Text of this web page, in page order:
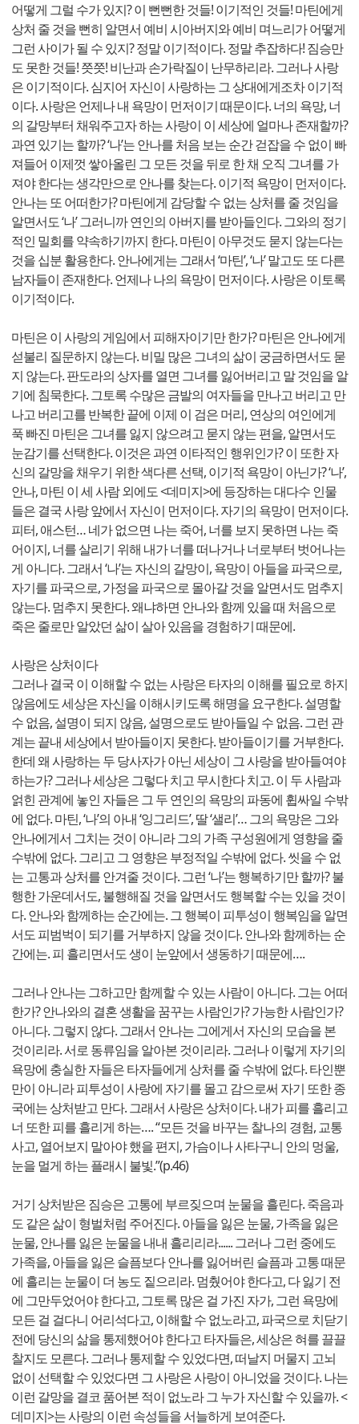
어떻게 그럴 수가 있지? 이 뻔뻔한 것들! 이기적인 것들! 마틴에게
상처 줄 것을 뻔히 알면서 예비 시아버지와 예비 며느리가 어떻게
그런 사이가 될 수 있지? 정말 이기적이다. 정말 추잡하다! 짐승만
도 못한 것들! 쯧쯧! 비난과 손가락질이 난무하리라. 그러나 사랑
은 이기적이다. 심지어 자신이 사랑하는 그 상대에게조차 이기적
이다. 사랑은 언제나 내 욕망이 먼저이기 때문이다. 너의 욕망, 너
의 갈망부터 채워주고자 하는 사랑이 이 세상에 얼마나 존재할까?
과연 있기는 할까? ‘나’는 안나를 처음 보는 순간 걷잡을 수 없이 빠
져들어 이제껏 쌓아올린 그 모든 것을 뒤로 한 채 오직 그녀를 가
져야 한다는 생각만으로 안나를 찾는다. 이기적 욕망이 먼저이다.
안나는 또 어떠한가? 마틴에게 감당할 수 없는 상처를 줄 것임을
알면서도 ‘나’ 그러니까 연인의 아버지를 받아들인다. 그와의 정기
적인 밀회를 약속하기까지 한다. 마틴이 아무것도 묻지 않는다는
것을 십분 활용한다. 안나에게는 그래서 ‘마틴’, ‘나’ 말고도 또 다른
남자들이 존재한다. 언제나 나의 욕망이 먼저이다. 사랑은 이토록
이기적이다.
마틴은 이 사랑의 게임에서 피해자이기만 한가? 마틴은 안나에게
섣불리 질문하지 않는다. 비밀 많은 그녀의 삶이 궁금하면서도 묻
지 않는다. 판도라의 상자를 열면 그녀를 잃어버리고 말 것임을 알
기에 침묵한다. 그토록 수많은 금발의 여자들을 만나고 버리고 만
나고 버리고를 반복한 끝에 이제 이 검은 머리, 연상의 여인에게
푹 빠진 마틴은 그녀를 잃지 않으려고 묻지 않는 편을, 알면서도
눈감기를 선택한다. 이것은 과연 이타적인 행위인가? 이 또한 자
신의 갈망을 채우기 위한 색다른 선택, 이기적 욕망이 아닌가? ‘나’,
안나, 마틴 이 세 사람 외에도 <데미지>에 등장하는 대다수 인물
들은 결국 사랑 앞에서 자신이 먼저이다. 자기의 욕망이 먼저이다.
피터, 애스턴… 네가 없으면 나는 죽어, 너를 보지 못하면 나는 죽
어이지, 너를 살리기 위해 내가 너를 떠나거나 너로부터 벗어나는
게 아니다. 그래서 ‘나’는 자신의 갈망이, 욕망이 아들을 파국으로,
자기를 파국으로, 가정을 파국으로 몰아갈 것을 알면서도 멈추지
않는다. 멈추지 못한다. 왜냐하면 안나와 함께 있을 때 처음으로
죽은 줄로만 알았던 삶이 살아 있음을 경험하기 때문에.
사랑은 상처이다
그러나 결국 이 이해할 수 없는 사랑은 타자의 이해를 필요로 하지
않음에도 세상은 자신을 이해시키도록 해명을 요구한다. 설명할
수 없음, 설명이 되지 않음, 설명으로도 받아들일 수 없음. 그런 관
계는 끝내 세상에서 받아들이지 못한다. 받아들이기를 거부한다.
한데 왜 사랑하는 두 당사자가 아닌 세상이 그 사랑을 받아들여야
하는가? 그러나 세상은 그렇다 치고 무시한다 치고. 이 두 사람과
얽힌 관계에 놓인 자들은 그 두 연인의 욕망의 파동에 휩싸일 수밖
에 없다. 마틴, ‘나’의 아내 ‘잉그리드’, 딸 ‘샐리’… 그의 욕망은 그와
안나에게서 그치는 것이 아니라 그의 가족 구성원에게 영향을 줄
수밖에 없다. 그리고 그 영향은 부정적일 수밖에 없다. 씻을 수 없
는 고통과 상처를 안겨줄 것이다. 그런 ‘나’는 행복하기만 할까? 불
행한 가운데서도, 불행해질 것을 알면서도 행복할 수는 있을 것이
다. 안나와 함께하는 순간에는. 그 행복이 피투성이 행복임을 알면
서도 피범벅이 되기를 거부하지 않을 것이다. 안나와 함께하는 순
간에는. 피 흘리면서도 생이 눈앞에서 생동하기 때문에….
그러나 안나는 그하고만 함께할 수 있는 사람이 아니다. 그는 어떠
한가? 안나와의 결혼 생활을 꿈꾸는 사람인가? 가능한 사람인가?
아니다. 그렇지 않다. 그래서 안나는 그에게서 자신의 모습을 본
것이리라. 서로 동류임을 알아본 것이리라. 그러나 이렇게 자기의
욕망에 충실한 자들은 타자들에게 상처를 줄 수밖에 없다. 타인뿐
만이 아니라 피투성이 사랑에 자기를 몰고 감으로써 자기 또한 종
국에는 상처받고 만다. 그래서 사랑은 상처이다. 내가 피를 흘리고
너 또한 피를 흘리게 하는…. “모든 것을 바꾸는 찰나의 경험, 교통
사고, 열어보지 말아야 했을 편지, 가슴이나 사타구니 안의 멍울,
눈을 멀게 하는 플래시 불빛.”(p.46)
거기 상처받은 짐승은 고통에 부르짖으며 눈물을 흘린다. 죽음과
도 같은 삶이 형벌처럼 주어진다. 아들을 잃은 눈물, 가족을 잃은
눈물, 안나를 잃은 눈물을 내내 흘리리라...... 그러나 그런 중에도
가족을, 아들을 잃은 슬픔보다 안나를 잃어버린 슬픔과 고통 때문
에 흘리는 눈물이 더 농도 짙으리라. 멈췄어야 한다고, 다 잃기 전
에 그만두었어야 한다고, 그토록 많은 걸 가진 자가, 그런 욕망에
모든 걸 걸다니 어리석다고, 이해할 수 없노라고, 파국으로 치닫기
전에 당신의 삶을 통제했어야 한다고 타자들은, 세상은 혀를 끌끌
찰지도 모른다. 그러나 통제할 수 있었다면, 떠날지 머물지 고뇌
없이 선택할 수 있었다면 그 사랑은 사랑이 아니었을 것이다. 나는
이런 갈망을 결코 품어본 적이 없노라 그 누가 자신할 수 있을까. <
데미지>는 사랑의 이런 속성들을 서늘하게 보여준다.